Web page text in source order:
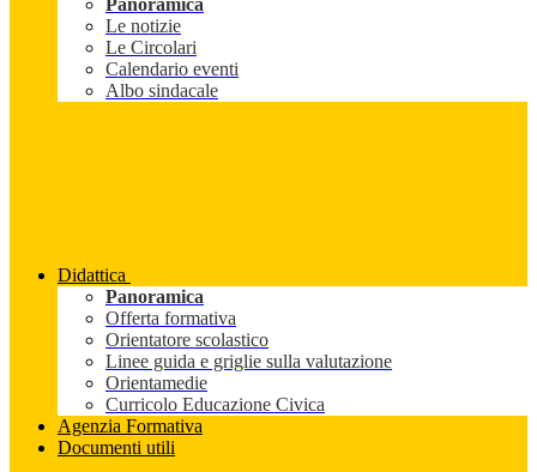
Panoramica
Le notizie
Le Circolari
Calendario eventi
Albo sindacale
Didattica
Panoramica
Offerta formativa
Orientatore scolastico
Linee guida e griglie sulla valutazione
Orientamedie
Curricolo Educazione Civica
Agenzia Formativa
Documenti utili